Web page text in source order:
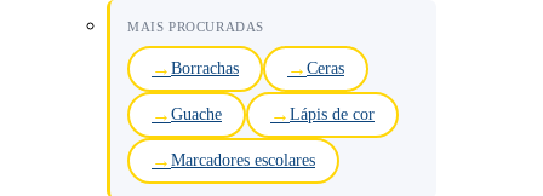
MAIS PROCURADAS
Borrachas Ceras
Guache Lápis de cor
Marcadores escolares